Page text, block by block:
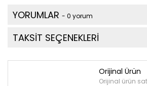
YORUMLAR - 0 yorum
TAKSİT SEÇENEKLERİ
Orijinal Ürün
Orijinal ürün